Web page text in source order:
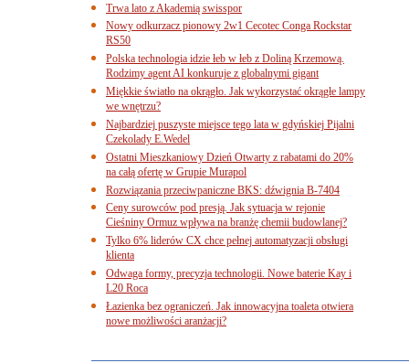
Trwa lato z Akademią swisspor
Nowy odkurzacz pionowy 2w1 Cecotec Conga Rockstar
RS50
Polska technologia idzie łeb w łeb z Doliną Krzemową.
Rodzimy agent AI konkuruje z globalnymi gigant
Miękkie światło na okrągło. Jak wykorzystać okrągłe lampy
we wnętrzu?
Najbardziej puszyste miejsce tego lata w gdyńskiej Pijalni
Czekolady E.Wedel
Ostatni Mieszkaniowy Dzień Otwarty z rabatami do 20%
na całą ofertę w Grupie Murapol
Rozwiązania przeciwpaniczne BKS: dźwignia B-7404
Ceny surowców pod presją. Jak sytuacja w rejonie
Cieśniny Ormuz wpływa na branżę chemii budowlanej?
Tylko 6% liderów CX chce pełnej automatyzacji obsługi
klienta
Odwaga formy, precyzja technologii. Nowe baterie Kay i
L20 Roca
Łazienka bez ograniczeń. Jak innowacyjna toaleta otwiera
nowe możliwości aranżacji?